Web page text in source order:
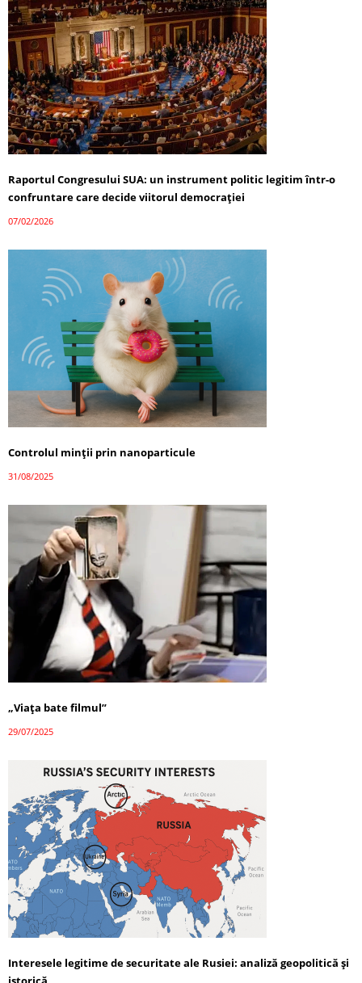
Raportul Congresului SUA: un instrument politic legitim într-o
confruntare care decide viitorul democrației
07/02/2026
Controlul minții prin nanoparticule
31/08/2025
„Viața bate filmul”
29/07/2025
Interesele legitime de securitate ale Rusiei: analiză geopolitică și